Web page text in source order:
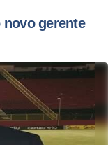
gerente